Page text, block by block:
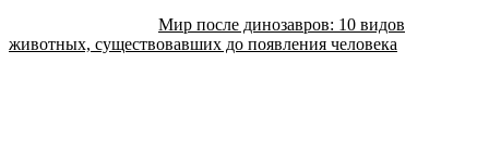
Мир после динозавров: 10 видов
животных, существовавших до появления человека